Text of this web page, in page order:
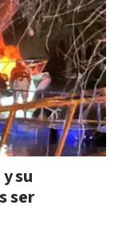
su
ser